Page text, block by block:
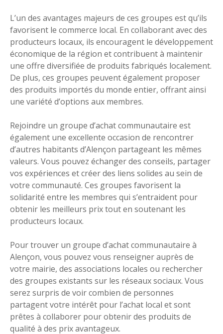
L’un des avantages majeurs de ces groupes est qu’ils
favorisent le commerce local. En collaborant avec des
producteurs locaux, ils encouragent le développement
économique de la région et contribuent à maintenir
une offre diversifiée de produits fabriqués localement.
De plus, ces groupes peuvent également proposer
des produits importés du monde entier, offrant ainsi
une variété d’options aux membres.
Rejoindre un groupe d’achat communautaire est
également une excellente occasion de rencontrer
d’autres habitants d’Alençon partageant les mêmes
valeurs. Vous pouvez échanger des conseils, partager
vos expériences et créer des liens solides au sein de
votre communauté. Ces groupes favorisent la
solidarité entre les membres qui s’entraident pour
obtenir les meilleurs prix tout en soutenant les
producteurs locaux.
Pour trouver un groupe d’achat communautaire à
Alençon, vous pouvez vous renseigner auprès de
votre mairie, des associations locales ou rechercher
des groupes existants sur les réseaux sociaux. Vous
serez surpris de voir combien de personnes
partagent votre intérêt pour l’achat local et sont
prêtes à collaborer pour obtenir des produits de
qualité à des prix avantageux.